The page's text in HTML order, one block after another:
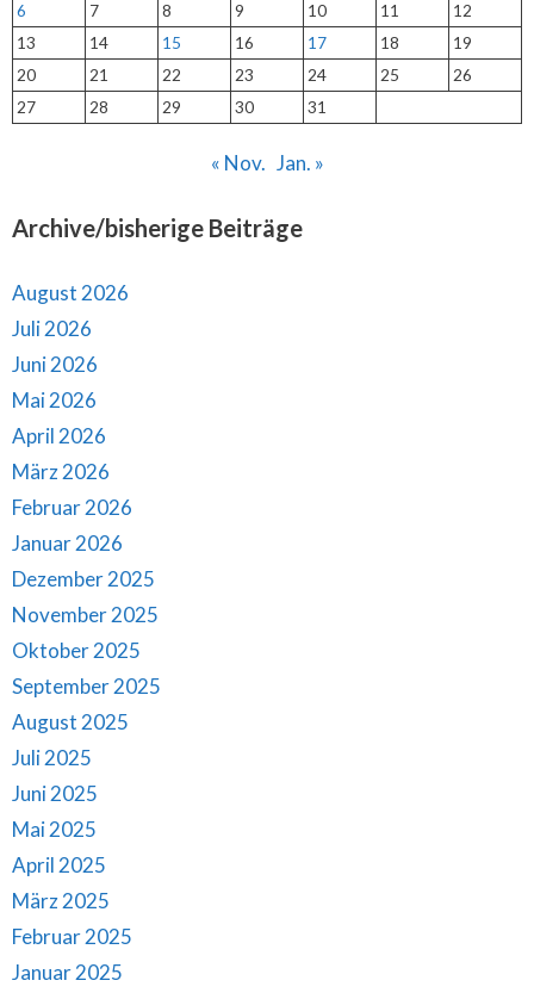
6
7 8 9 10 11
12
13
14 15 16 17 18
19
20
21 22 23 24 25
26
27
28 29 30 31
« Nov. Jan. »
Archive/bisherige Beiträge
August 2026
Juli 2026
Juni 2026
Mai 2026
April 2026
März 2026
Februar 2026
Januar 2026
Dezember 2025
November 2025
Oktober 2025
September 2025
August 2025
Juli 2025
Juni 2025
Mai 2025
April 2025
März 2025
Februar 2025
Januar 2025